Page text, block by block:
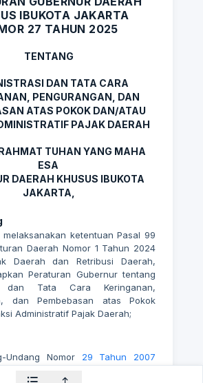
IBUKOTA JAKARTA
27 TAHUN 2025
TENTANG
DAN TATA CARA
PENGURANGAN, DAN
ATAS POKOK DAN/ATAU
PAJAK DAERAH
TUHAN YANG MAHA
ESA
DAERAH KHUSUS IBUKOTA
JAKARTA,
ketentuan Pasal 99
Daerah Nomor 1 Tahun 2024
Daerah dan Retribusi Daerah,
Peraturan Gubernur tentang
dan Tata Cara Keringanan,
dan Pembebasan atas Pokok
Administratif Pajak Daerah;
Undang Nomor 29 Tahun 2007
Pemerintahan Provinsi Daerah